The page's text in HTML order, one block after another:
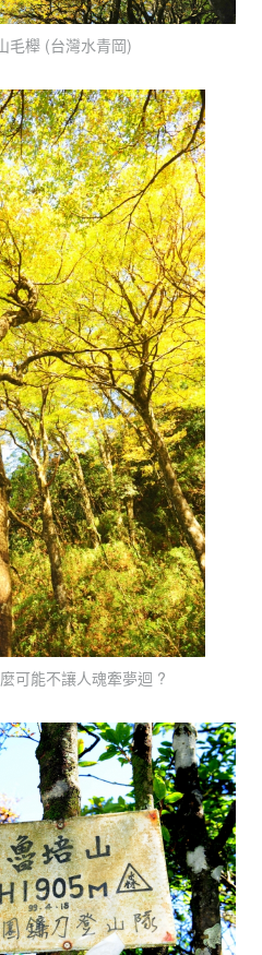
毛櫸 (台灣水青岡)
可能不讓人魂牽夢迴 ?